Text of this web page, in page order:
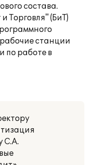
состава.
Торговля" (БиТ)
станции
по работе в
С.А.